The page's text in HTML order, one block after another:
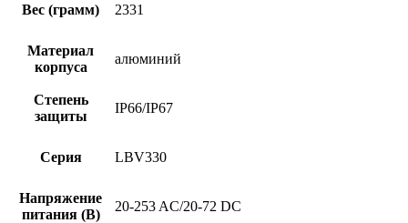
Вес (грамм) 2331
Материал
корпуса
алюминий
Степень
защиты
IP66/IP67
Серия LBV330
Напряжение
питания (В)
20-253 AC/20-72 DC